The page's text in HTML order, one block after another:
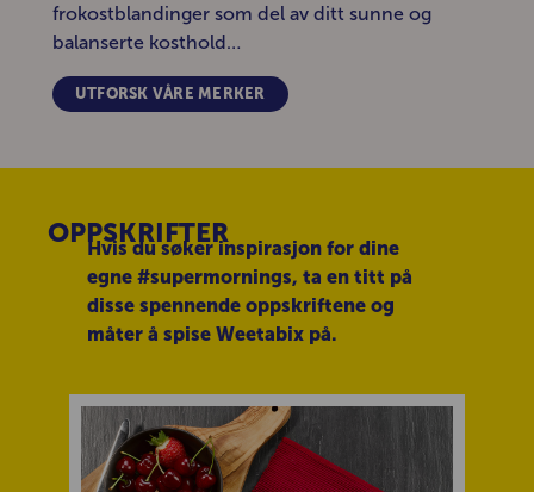
frokostblandinger som del av ditt sunne og
balanserte kosthold…
UTFORSK VÅRE MERKER
OPPSKRIFTER
Hvis du søker inspirasjon for dine
egne #supermornings, ta en titt på
disse spennende oppskriftene og
måter å spise Weetabix på.